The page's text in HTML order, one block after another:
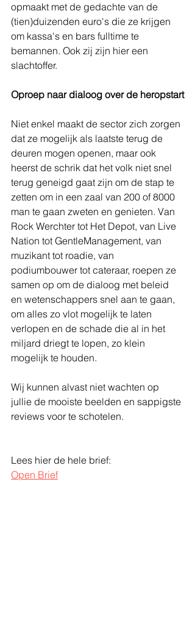
opmaakt met de gedachte van de
(tien)duizenden euro's die ze krijgen
om kassa's en bars fulltime te
bemannen. Ook zij zijn hier een
slachtoffer.
Oproep naar dialoog over de heropstart
Niet enkel maakt de sector zich zorgen
dat ze mogelijk als laatste terug de
deuren mogen openen, maar ook
heerst de schrik dat het volk niet snel
terug geneigd gaat zijn om de stap te
zetten om in een zaal van 200 of 8000
man te gaan zweten en genieten. Van
Rock Werchter tot Het Depot, van Live
Nation tot GentleManagement, van
muzikant tot roadie, van
podiumbouwer tot cateraar, roepen ze
samen op om de dialoog met beleid
en wetenschappers snel aan te gaan,
om alles zo vlot mogelijk te laten
verlopen en de schade die al in het
miljard driegt te lopen, zo klein
mogelijk te houden.
Wij kunnen alvast niet wachten op
jullie de mooiste beelden en sappigste
reviews voor te schotelen.
Lees hier de hele brief:
Open Brief